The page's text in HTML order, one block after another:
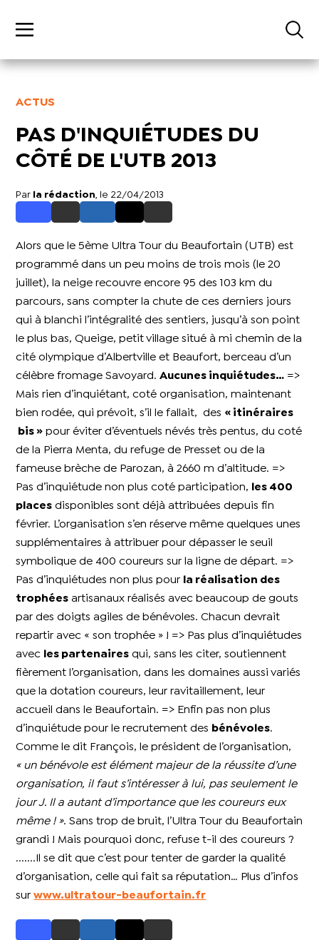
ACTUS
PAS D'INQUIÉTUDES DU
CÔTÉ DE L'UTB 2013
Par la rédaction , le 22/04/2013
Alors que le 5ème Ultra Tour du Beaufortain (UTB) est
programmé dans un peu moins de trois mois (le 20
juillet), la neige recouvre encore 95 des 103 km du
parcours, sans compter la chute de ces derniers jours
qui à blanchi l’intégralité des sentiers, jusqu’à son point
le plus bas, Queige, petit village situé à mi chemin de la
cité olympique d’Albertville et Beaufort, berceau d’un
célèbre fromage Savoyard.Aucunes inquiétudes… =>
Mais rien d’inquiétant, coté organisation, maintenant
bien rodée, qui prévoit, s’il le fallait, des « itinéraires
bis » pour éviter d’éventuels névés très pentus, du coté
de la Pierra Menta, du refuge de Presset ou de la
fameuse brèche de Parozan, à 2660 m d’altitude. =>
Pas d’inquiétude non plus coté participation,
les 400
places disponibles sont déjà attribuées depuis fin
février. L’organisation s’en réserve même quelques unes
supplémentaires à attribuer pour dépasser le seuil
symbolique de 400 coureurs sur la ligne de départ. =>
Pas d’inquiétudes non plus pour
la réalisation des
trophées artisanaux réalisés avec beaucoup de gouts
par des doigts agiles de bénévoles. Chacun devrait
repartir avec « son trophée » ! => Pas plus d’inquiétudes
avec
les partenaires qui, sans les citer, soutiennent
fièrement l’organisation, dans les domaines aussi variés
que la dotation coureurs, leur ravitaillement, leur
accueil dans le Beaufortain. => Enfin pas non plus
d’inquiétude pour le recrutement des
bénévoles.
Comme le dit François, le président de l’organisation,
« un bénévole est élément majeur de la réussite d’une
organisation, il faut s’intéresser à lui, pas seulement le
jour J. Il a autant d’importance que les coureurs eux
même ! ». Sans trop de bruit, l’Ultra Tour du Beaufortain
grandi ! Mais pourquoi donc, refuse t-il des coureurs ?
.......Il se dit que c’est pour tenter de garder la qualité
d’organisation, celle qui fait sa réputation… Plus d’infos
surwww.ultratour-beaufortain.fr